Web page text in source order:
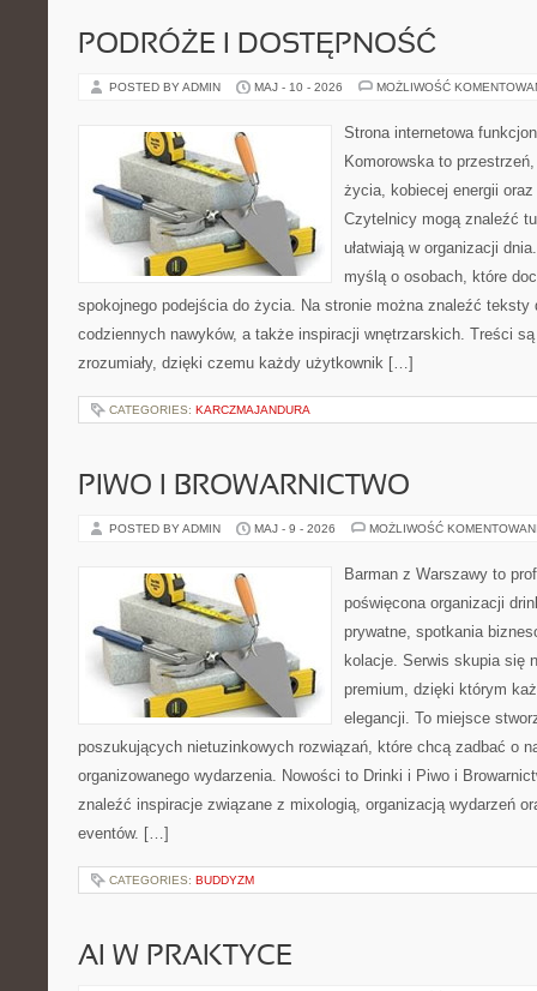
PODRÓŻE I DOSTĘPNOŚĆ
POSTED BY ADMIN MAJ - 10 - 2026 MOŻLIWOŚĆ
Strona internetowa
Komorowska to
życia, kobiecej energii
Czytelnicy mogą znaleźć
ułatwiają w organizacji
myślą o osobach, które
spokojnego podejścia do życia. Na stronie można znaleźć
codziennych nawyków, a także inspiracji wnętrzarskich. Treści
zrozumiały, dzięki czemu każdy użytkownik […]
CATEGORIES: KARCZMAJANDURA
PIWO I BROWARNICTWO
POSTED BY ADMIN MAJ - 9 - 2026 MOŻLIWOŚĆ
Barman z Warszawy to
poświęcona organizacji
prywatne, spotkania
kolacje. Serwis skupia się
premium, dzięki którym
elegancji. To miejsce
poszukujących nietuzinkowych rozwiązań, które chcą zadbać o
organizowanego wydarzenia. Nowości to Drinki i Piwo i
znaleźć inspiracje związane z mixologią, organizacją wydarzeń
eventów. […]
CATEGORIES: BUDDYZM
AI W PRAKTYCE